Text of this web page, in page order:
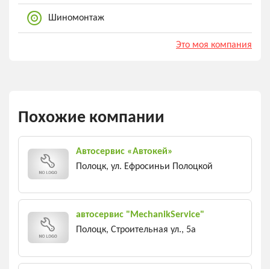
Шиномонтаж
Это моя компания
Похожие компании
Автосервис «Автокей»
Полоцк, ул. Ефросиньи Полоцкой
автосервис "MechanikService"
Полоцк, Строительная ул., 5а